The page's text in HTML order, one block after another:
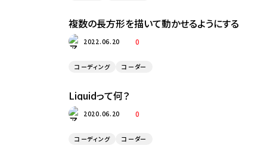
複数の長方形を描いて動かせるようにする
2022.06.20 0
コーディング コーダー
Liquidって何？
2020.06.20 0
コーディング コーダー